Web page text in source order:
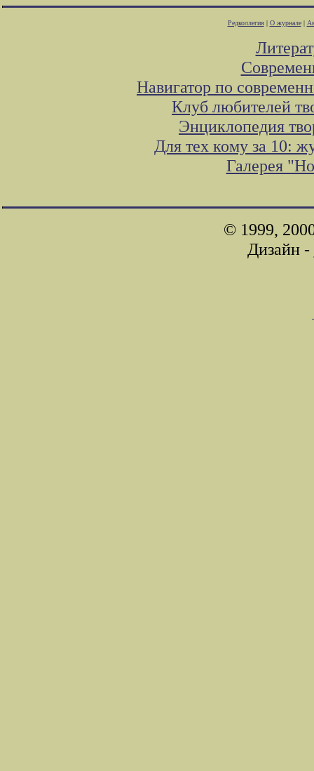
Редколлегия| О журнале|
Навигатор по
Клуб любителей
Энциклопедия
Для тех кому за 10:
Галерея
© 1999,
Дизайн -